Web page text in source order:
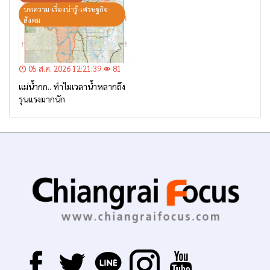
บทความ-เรื่องน่ารู้-เศรษฐกิจ-
สังคม
05 ส.ค. 2026 12:21:39 81
แม่น้ำกก.. ทำไมเวลาน้ำหลากถึง
รุนแรงมากนัก